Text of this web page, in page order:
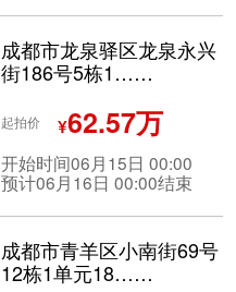
成都市龙泉驿区龙泉永兴
街186号5栋1……
起拍价 ¥62.57万
开始时间06月15日 00:00
预计06月16日 00:00结束
成都市青羊区小南街69号
12栋1单元18……